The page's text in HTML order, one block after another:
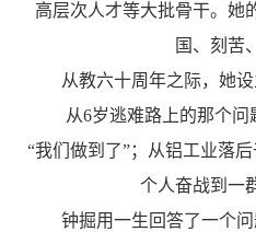
高层次人才等大批骨干。她
国、刻苦
从教六十周年之际，她
从6岁逃难路上的那个
“我们做到了”；从铝工业落
个人奋战到
钟掘用一生回答了一个